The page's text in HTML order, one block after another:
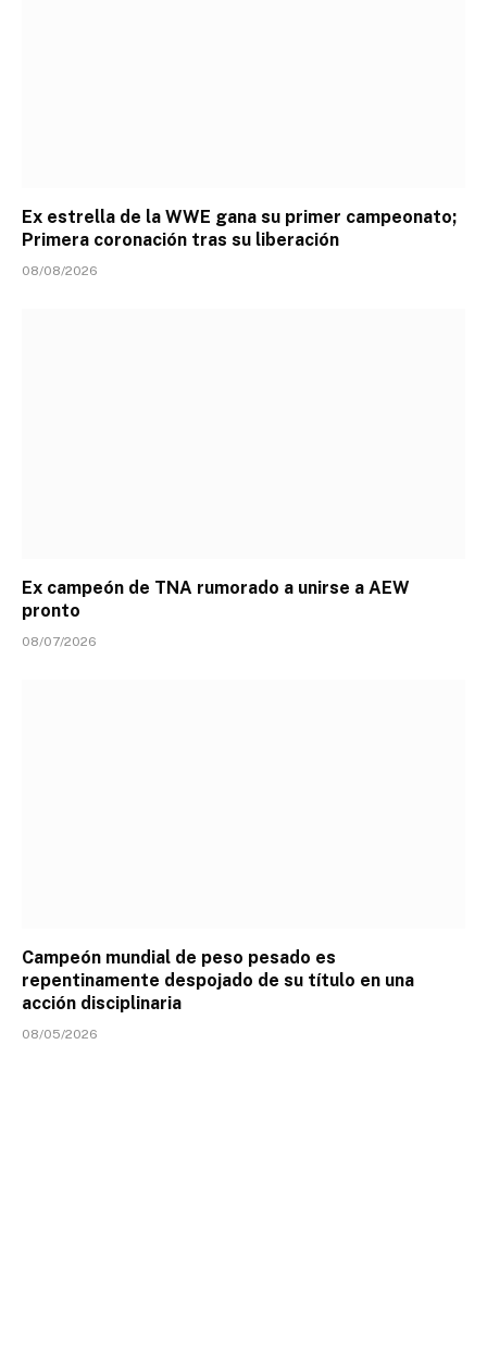
Ex estrella de la WWE gana su primer campeonato;
Primera coronación tras su liberación
08/08/2026
Ex campeón de TNA rumorado a unirse a AEW
pronto
08/07/2026
Campeón mundial de peso pesado es
repentinamente despojado de su título en una
acción disciplinaria
08/05/2026